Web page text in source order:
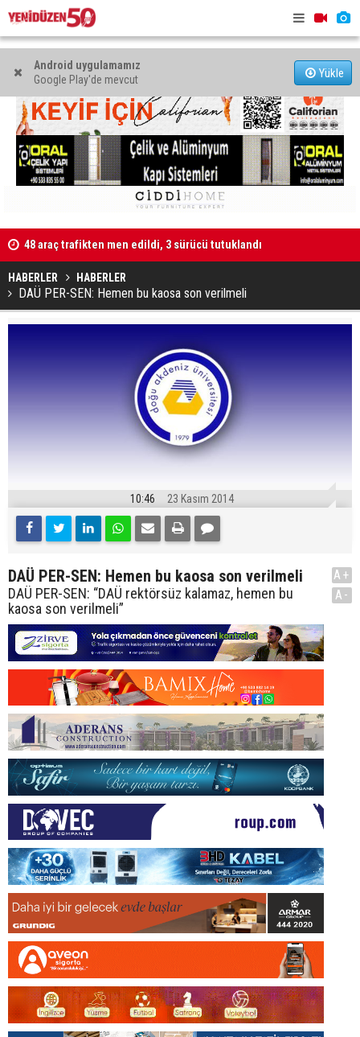
Android uygulamamız
Google Play'de mevcut
Yükle
48 araç trafikten men edildi, 3 sürücü tutuklandı
HABERLER HABERLER
DAÜ PER-SEN: Hemen bu kaosa son verilmeli
10:46 23 Kasım 2014
DAÜ PER-SEN: Hemen bu kaosa son verilmeli
DAÜ PER-SEN: “DAÜ rektörsüz kalamaz, hemen bu
kaosa son verilmeli”
A+
A-